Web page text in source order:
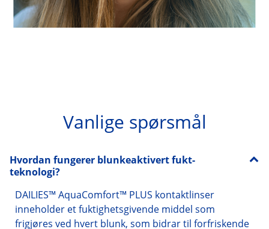
Vanlige spørsmål
Hvordan fungerer blunkeaktivert fukt-
teknologi?
DAILIES™ AquaComfort™ PLUS kontaktlinser
inneholder et fuktighetsgivende middel som
frigjøres ved hvert blunk, som bidrar til forfriskende